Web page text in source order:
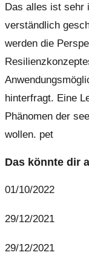
Das alles ist sehr
verständlich
werden die
hinterfragt. Eine
Phänomen der
wollen. pet
Das könnte dir
01/10/2022
29/12/2021
29/12/2021